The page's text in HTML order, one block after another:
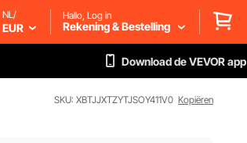
NL/
EUR
Hallo, Log in
Rekening & Bestelling
Download de VEVOR app
SKU: XBTJJXTZYTJSOY411V0 Kopiëren